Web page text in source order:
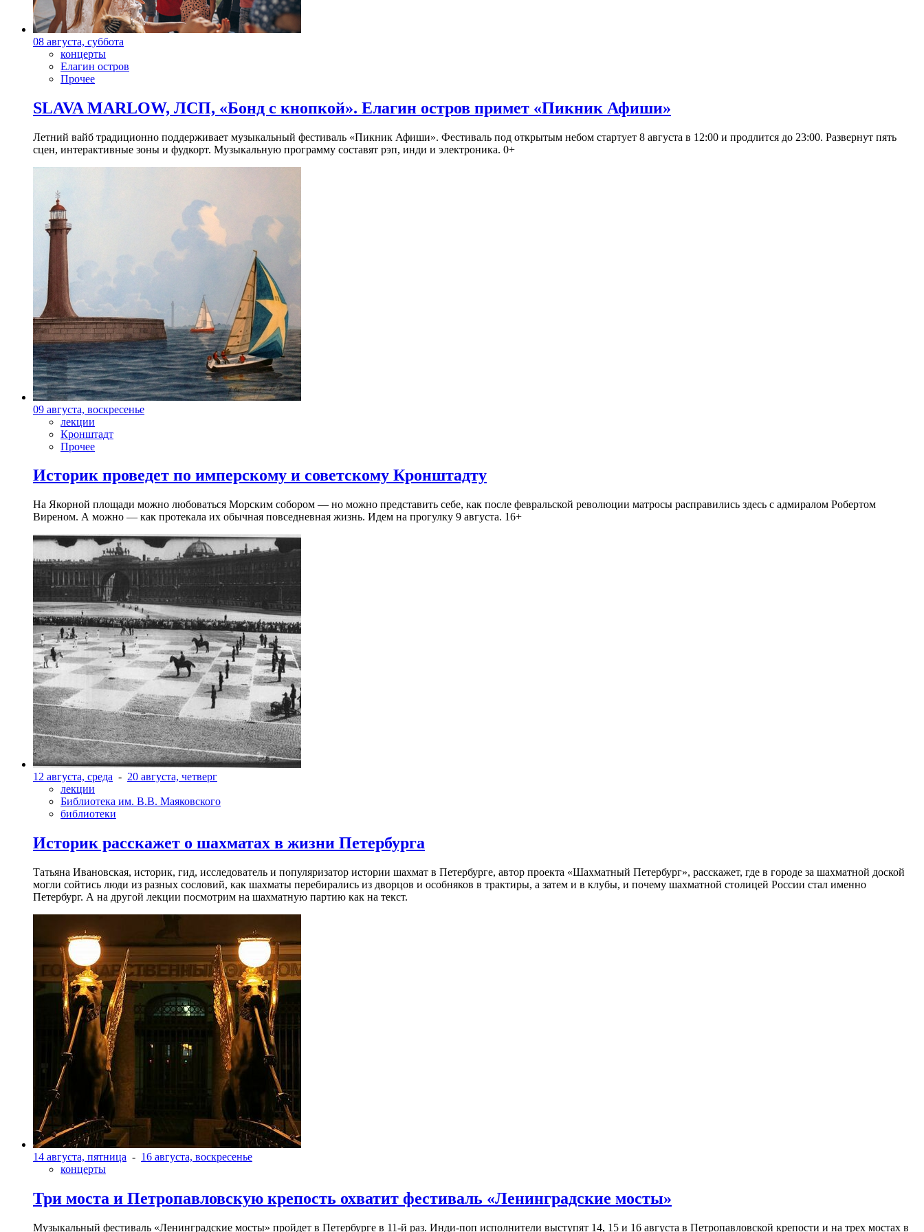
08 августа, суббота
концерты
Елагин остров
Прочее
SLAVA MARLOW, ЛСП, «Бонд с кнопкой». Елагин остров примет «Пикник Афиши»
Летний вайб традиционно поддерживает музыкальный фестиваль «Пикник Афиши». Фестиваль под открытым небом стартует 8 августа в 12:00 и продлится до 23:00. Развернут пять
сцен, интерактивные зоны и фудкорт. Музыкальную программу составят рэп, инди и электроника. 0+
09 августа, воскресенье
лекции
Кронштадт
Прочее
Историк проведет по имперскому и советскому Кронштадту
На Якорной площади можно любоваться Морским собором — но можно представить себе, как после февральской революции матросы расправились здесь с адмиралом Робертом
Виреном. А можно — как протекала их обычная повседневная жизнь. Идем на прогулку 9 августа. 16+
12 августа, среда - 20 августа, четверг
лекции
Библиотека им. В.В. Маяковского
библиотеки
Историк расскажет о шахматах в жизни Петербурга
Татьяна Ивановская, историк, гид, исследователь и популяризатор истории шахмат в Петербурге, автор проекта «Шахматный Петербург», расскажет, где в городе за шахматной доской
могли сойтись люди из разных сословий, как шахматы перебирались из дворцов и особняков в трактиры, а затем и в клубы, и почему шахматной столицей России стал именно
Петербург. А на другой лекции посмотрим на шахматную партию как на текст.
14 августа, пятница - 16 августа, воскресенье
концерты
Три моста и Петропавловскую крепость охватит фестиваль «Ленинградские мосты»
Музыкальный фестиваль «Ленинградские мосты» пройдет в Петербурге в 11-й раз. Инди-поп исполнители выступят 14, 15 и 16 августа в Петропавловской крепости и на трех мостах в